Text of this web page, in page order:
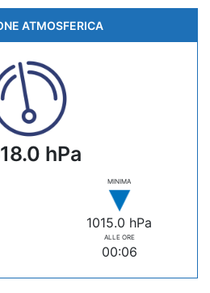
ATMOSFERICA
hPa
MINIMA
1015.0 hPa
ALLE ORE
00:06